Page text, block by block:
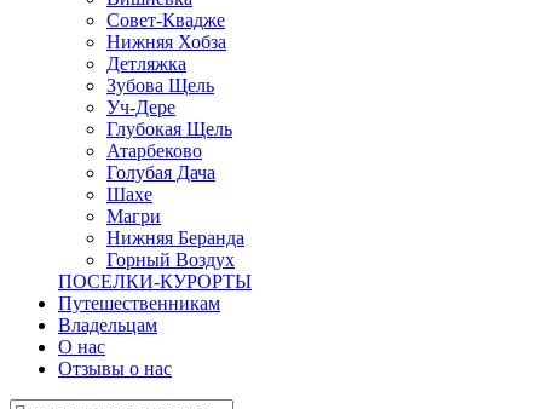
Совет-Квадже
Нижняя Хобза
Детляжка
Зубова Щель
Уч-Дере
Глубокая Щель
Атарбеково
Голубая Дача
Шахе
Магри
Нижняя Беранда
Горный Воздух
ПОСЕЛКИ-КУРОРТЫ
Путешественникам
Владельцам
О нас
Отзывы о нас